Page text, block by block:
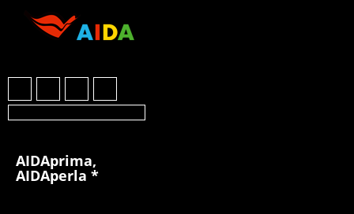
AIDAprima,
AIDAperla *